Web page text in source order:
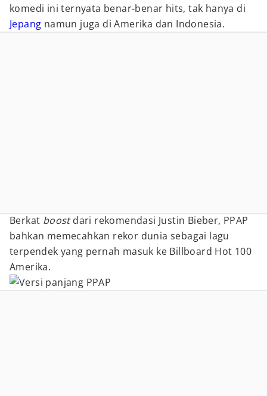
komedi ini ternyata benar-benar hits, tak hanya di
Jepang namun juga di Amerika dan Indonesia.
Berkat boostdari rekomendasi Justin Bieber, PPAP
bahkan memecahkan rekor dunia sebagai lagu
terpendek yang pernah masuk ke Billboard Hot 100
Amerika.